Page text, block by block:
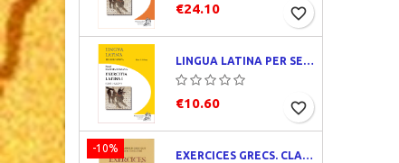
€24.10 favorite_border
LINGUA LATINA PER SE ILLUSTRATA. EXERCITIA LATINA I
€10.60 favorite_border
-10%
EXERCICES GRECS. CLASSE DE QUATRIÈME. TRADUCTIONS ET CORRIGÉS